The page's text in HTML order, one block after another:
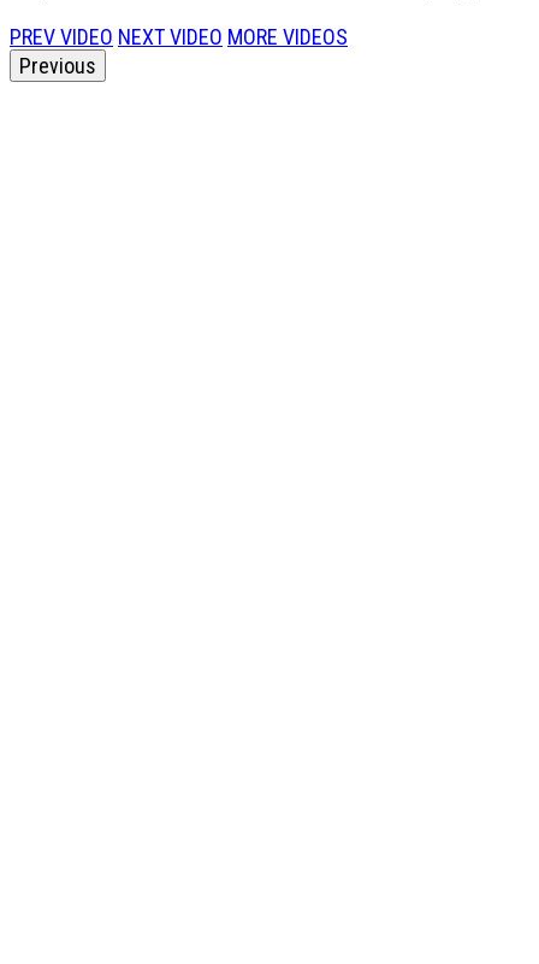
PREV VIDEO NEXT VIDEO MORE VIDEOS
Previous